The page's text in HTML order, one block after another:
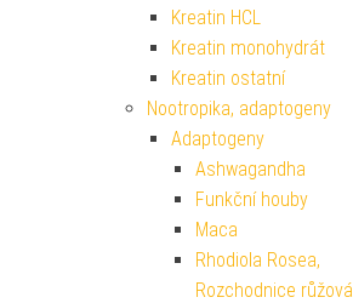
Kreatin HCL
Kreatin monohydrát
Kreatin ostatní
Nootropika, adaptogeny
Adaptogeny
Ashwagandha
Funkční houby
Maca
Rhodiola Rosea,
Rozchodnice růžová